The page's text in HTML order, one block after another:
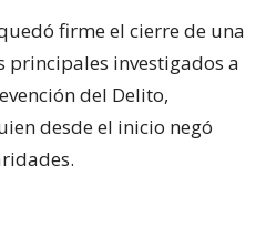
firme el cierre de una
principales investigados a
del Delito,
desde el inicio negó